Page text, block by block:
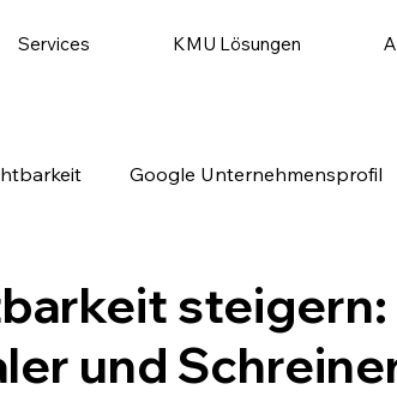
Services KMU Lösungen
Google Unternehmensprofil
steigern:
und